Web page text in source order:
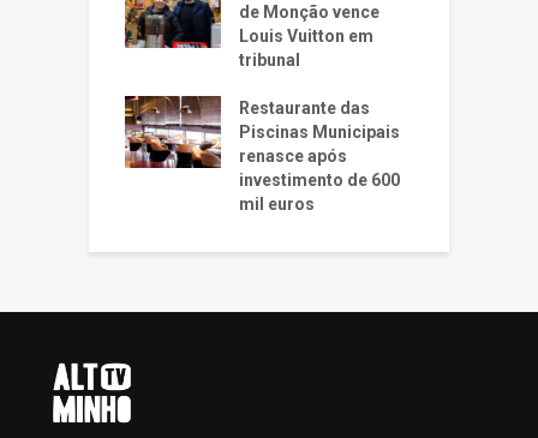
de Monção vence
Louis Vuitton em
tribunal
Restaurante das
Piscinas Municipais
renasce após
investimento de 600
mil euros